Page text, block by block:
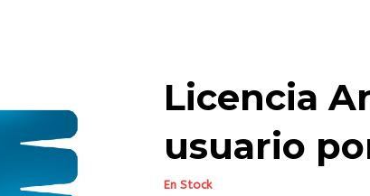
Licencia
usuario
En Stock